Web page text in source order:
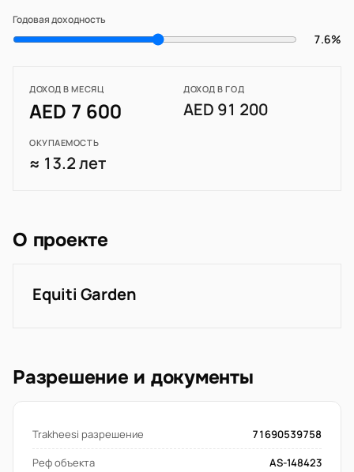
Годовая доходность
7.6%
ДОХОД В МЕСЯЦ
AED 7 600
ДОХОД В ГОД
AED 91 200
ОКУПАЕМОСТЬ
≈ 13.2 лет
О проекте
Equiti Garden
Разрешение и документы
Trakheesi разрешение
71690539758
Реф объекта
AS-148423